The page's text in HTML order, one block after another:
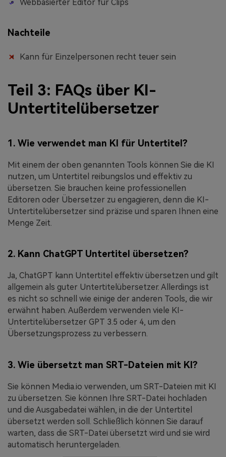
Webbasierter Editor für Clips
Nachteile
Kann für Einzelpersonen recht teuer sein
Teil 3: FAQs über KI-
Untertitelübersetzer
1. Wie verwendet man KI für Untertitel?
Mit einem der oben genannten Tools können Sie die KI
nutzen, um Untertitel reibungslos und effektiv zu
übersetzen. Sie brauchen keine professionellen
Editoren oder Übersetzer zu engagieren, denn die KI-
Untertitelübersetzer sind präzise und sparen Ihnen eine
Menge Zeit.
2. Kann ChatGPT Untertitel übersetzen?
Ja, ChatGPT kann Untertitel effektiv übersetzen und gilt
allgemein als guter Untertitelübersetzer. Allerdings ist
es nicht so schnell wie einige der anderen Tools, die wir
erwähnt haben. Außerdem verwenden viele KI-
Untertitelübersetzer GPT 3.5 oder 4, um den
Übersetzungsprozess zu verbessern.
3. Wie übersetzt man SRT-Dateien mit KI?
Sie können Media.io verwenden, um SRT-Dateien mit KI
zu übersetzen. Sie können Ihre SRT-Datei hochladen
und die Ausgabedatei wählen, in die der Untertitel
übersetzt werden soll. Schließlich können Sie darauf
warten, dass die SRT-Datei übersetzt wird und sie wird
automatisch heruntergeladen.